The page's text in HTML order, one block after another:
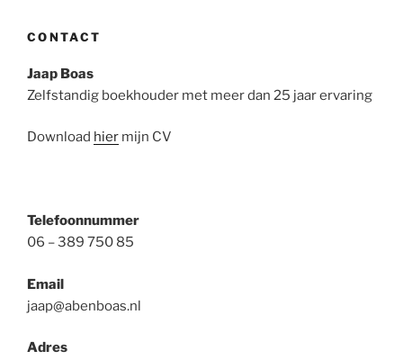
CONTACT
Jaap Boas
Zelfstandig boekhouder met meer dan 25 jaar ervaring
Download hier mijn CV
Telefoonnummer
06 – 389 750 85
Email
jaap@abenboas.nl
Adres